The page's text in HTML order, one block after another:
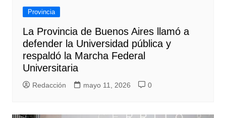
Provincia
La Provincia de Buenos Aires llamó a
defender la Universidad pública y
respaldó la Marcha Federal
Universitaria
Redacción mayo 11, 2026 0